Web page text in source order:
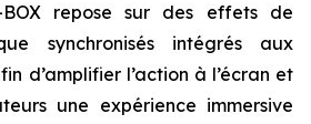
repose sur des effets de
synchronisés intégrés aux
d’amplifier l’action à l’écran et
une expérience immersive